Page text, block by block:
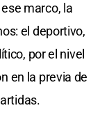
marco, la
el deportivo,
por el nivel
en la previa de